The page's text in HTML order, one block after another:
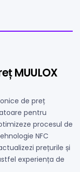
MUULOX
de preț
pentru
procesul de
NFC
prețurile și
experiența de